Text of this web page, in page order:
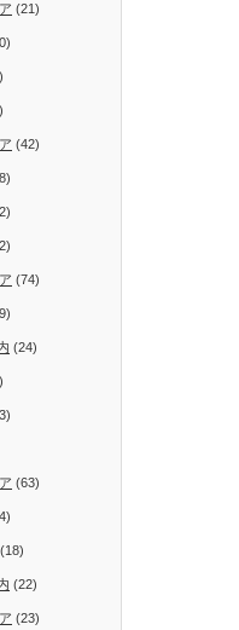
(21)
(42)
(74)
(24)
(63)
(18)
(22)
(23)